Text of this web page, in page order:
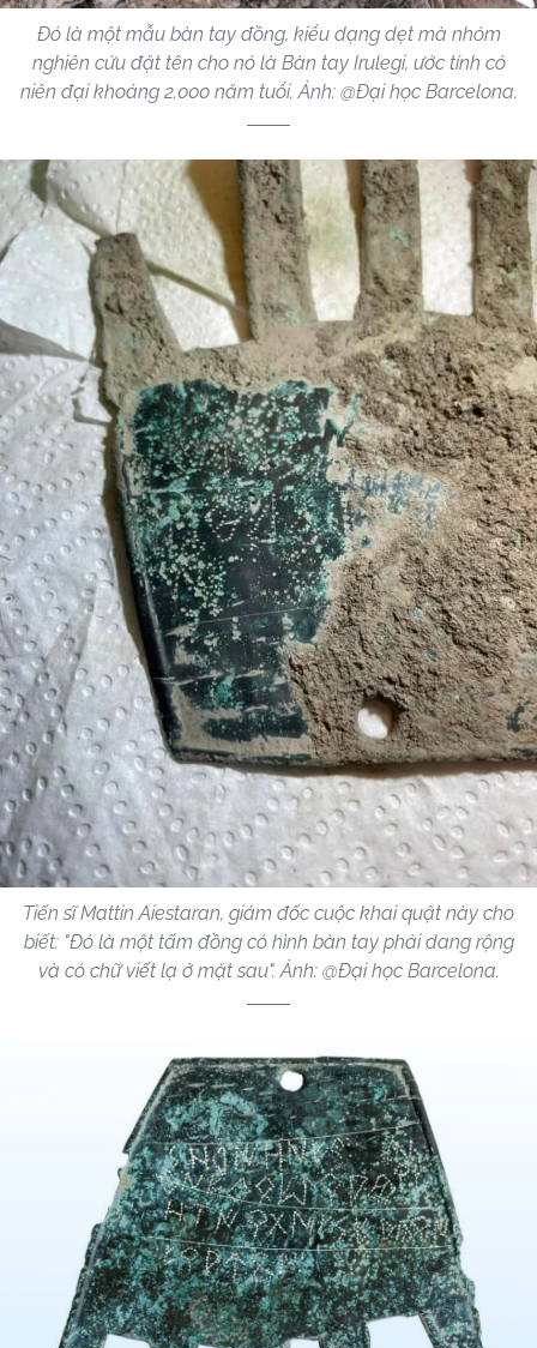
Đó là một mẫu bàn tay đồng, kiểu dạng dẹt mà nhóm
nghiên cứu đặt tên cho nó là Bàn tay Irulegi, ước tính có
niên đại khoảng 2.000 năm tuổi. Ảnh: @Đại học Barcelona.
Tiến sĩ Mattin Aiestaran, giám đốc cuộc khai quật này cho
biết: "Đó là một tấm đồng có hình bàn tay phải dang rộng
và có chữ viết lạ ở mặt sau". Ảnh: @Đại học Barcelona.